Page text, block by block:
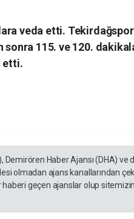
veda etti. Tekirdağspor
sonra 115. ve 120.
etti.
Demirören Haber Ajansı (DHA)
olmadan ajans kanallarından
geçen ajanslar olup